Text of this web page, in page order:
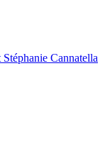
Cannatella